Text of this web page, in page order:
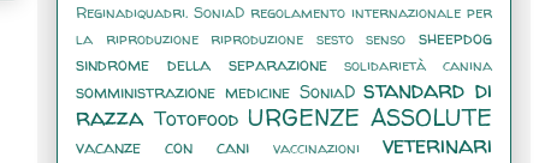
Reginadiquadri. SoniaD regolamento internazionale per
la riproduzione
riproduzione sesto senso
sheepdog
sindrome della separazione
solidarietà canina
somministrazione medicine SoniaD standard di
razza Totofood URGENZE ASSOLUTE
vacanze con cani vaccinazioni veterinari